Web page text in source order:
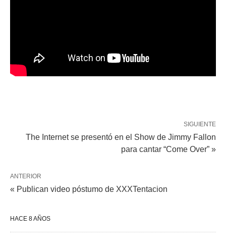
SIGUIENTE
The Internet se presentó en el Show de Jimmy Fallon
para cantar “Come Over” »
ANTERIOR
« Publican video póstumo de XXXTentacion
HACE 8 AÑOS